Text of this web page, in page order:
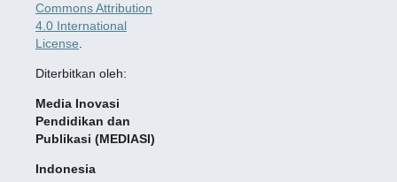
Commons Attribution
4.0 International
License
Diterbitkan oleh:
Media Inovasi
Pendidikan dan
Publikasi (MEDIASI)
Indonesia